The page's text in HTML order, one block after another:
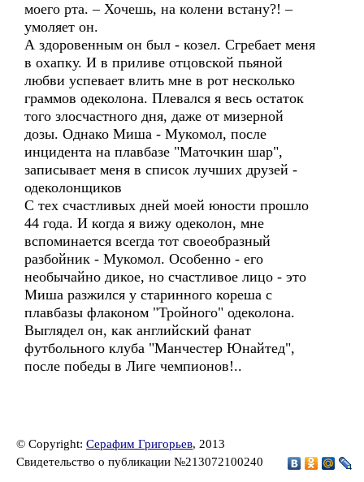
моего рта. – Хочешь, на колени встану?! –
умоляет он.
А здоровенным он был - козел. Сгребает меня
в охапку. И в приливе отцовской пьяной
любви успевает влить мне в рот несколько
граммов одеколона. Плевался я весь остаток
того злосчастного дня, даже от мизерной
дозы. Однако Миша - Мукомол, после
инцидента на плавбазе "Маточкин шар",
записывает меня в список лучших друзей -
одеколонщиков
С тех счастливых дней моей юности прошло
44 года. И когда я вижу одеколон, мне
вспоминается всегда тот своеобразный
разбойник - Мукомол. Особенно - его
необычайно дикое, но счастливое лицо - это
Миша разжился у старинного кореша с
плавбазы флаконом "Тройного" одеколона.
Выглядел он, как английский фанат
футбольного клуба "Манчестер Юнайтед",
после победы в Лиге чемпионов!..
© Copyright: Серафим Григорьев, 2013
Свидетельство о публикации №213072100240